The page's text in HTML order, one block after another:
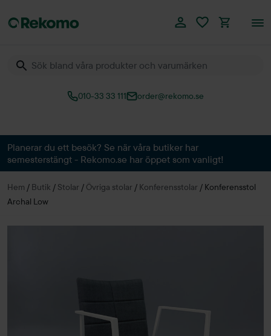
010-33 33 111 order@rekomo.se
Planerar du ett besök? Se när våra butiker har
semesterstängt - Rekomo.se har öppet som vanligt!
Hem / Butik / Stolar / Övriga stolar / Konferensstolar / Konferensstol
Archal Low